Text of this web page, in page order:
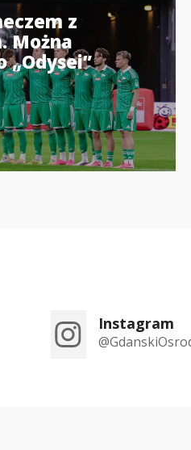
z
Można
„Odysei”
Instagram